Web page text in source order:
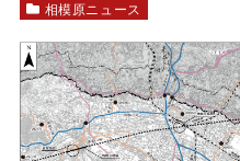
相模原ニュース